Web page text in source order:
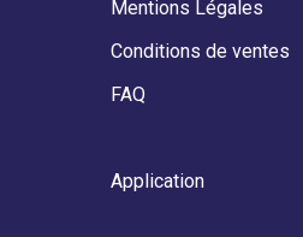
Mentions Légales
Conditions de ventes
FAQ
Application